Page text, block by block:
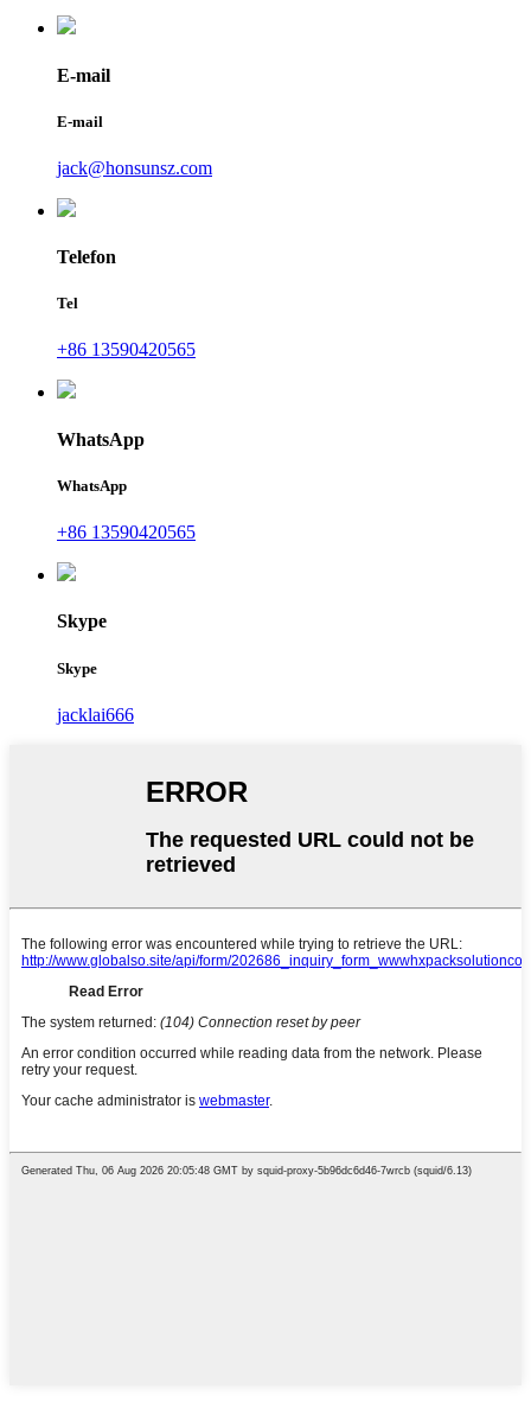
E-mail
E-mail
jack@honsunsz.com
Telefon
Tel
+86 13590420565
WhatsApp
WhatsApp
+86 13590420565
Skype
Skype
jacklai666